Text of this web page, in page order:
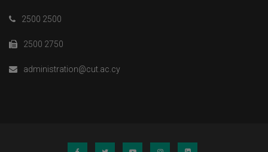
2500 2500
2500 2750
administration@cut.ac.cy